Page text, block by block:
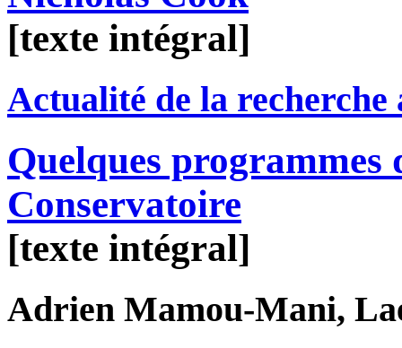
[texte intégral]
Actualité de la recherche
Quelques programmes
Conservatoire
[texte intégral]
Adrien Mamou-Mani,